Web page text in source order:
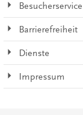
Besucherservice
Barrierefreiheit
Dienste
Impressum